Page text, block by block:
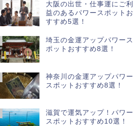
大阪の出世・仕事運にご利
益のあるパワースポットお
すすめ5選！
埼玉の金運アップパワース
ポットおすすめ8選！
神奈川の金運アップパワー
スポットおすすめ8選！
滋賀で運気アップ！パワー
スポットおすすめ10選！